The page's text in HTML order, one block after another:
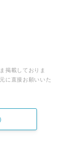
掲載しておりま
に直接お願いいた